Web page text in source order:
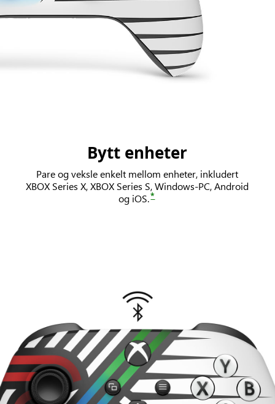
Bytt enheter
Pare og veksle enkelt mellom enheter, inkludert
XBOX Series X, XBOX Series S, Windows-PC, Android
og iOS.*